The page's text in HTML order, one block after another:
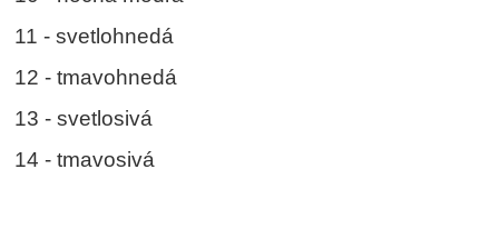
11 - svetlohnedá
12 - tmavohnedá
13 - svetlosivá
14 - tmavosivá